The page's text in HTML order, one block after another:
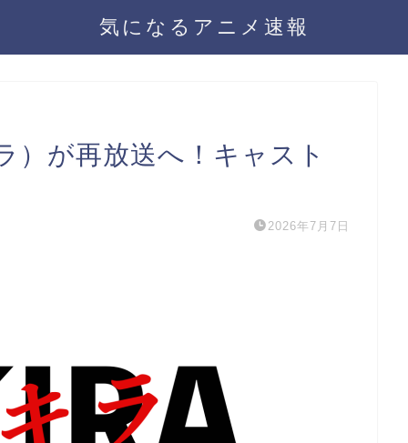
気になるアニメ速報
）が再放送へ！キャスト
2026年7月7日